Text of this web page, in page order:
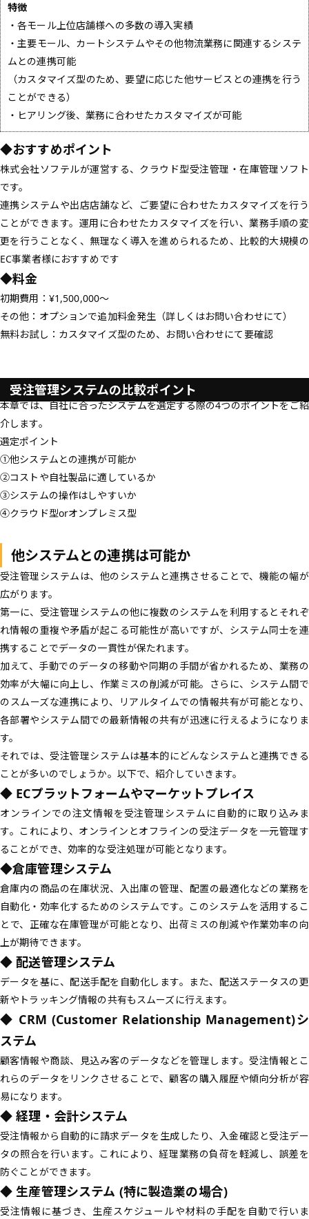
特徴
・各モール上位店舗様への多数の導入実績
・主要モール、カートシステムやその他物流業務に関連するシステ
ムとの連携可能
（カスタマイズ型のため、要望に応じた他サービスとの連携を行う
ことができる）
・ヒアリング後、業務に合わせたカスタマイズが可能
◆おすすめポイント
株式会社ソフテルが運営する、クラウド型受注管理・在庫管理ソフト
です。
連携システムや出店店舗など、ご要望に合わせたカスタマイズを行う
ことができます。運用に合わせたカスタマイズを行い、業務手順の変
更を行うことなく、無理なく導入を進められるため、比較的大規模の
EC事業者様におすすめです
◆料金
初期費用：¥1,500,000～
その他：オプションで追加料金発生（詳しくはお問い合わせにて）
無料お試し：カスタマイズ型のため、お問い合わせにて要確認
受注管理システムの比較ポイント
本章では、自社に合ったシステムを選定する際の4つのポイントをご紹
介します。
選定ポイント
①他システムとの連携が可能か
②コストや自社製品に適しているか
③システムの操作はしやすいか
④クラウド型orオンプレミス型
他システムとの連携は可能か
受注管理システムは、他のシステムと連携させることで、機能の幅が
広がります。
第一に、受注管理システムの他に複数のシステムを利用するとそれぞ
れ情報の重複や矛盾が起こる可能性が高いですが、システム同士を連
携することでデータの一貫性が保たれます。
加えて、手動でのデータの移動や同期の手間が省かれるため、業務の
効率が大幅に向上し、作業ミスの削減が可能。さらに、システム間で
のスムーズな連携により、リアルタイムでの情報共有が可能となり、
各部署やシステム間での最新情報の共有が迅速に行えるようになりま
す。
それでは、受注管理システムは基本的にどんなシステムと連携できる
ことが多いのでしょうか。以下で、紹介していきます。
◆ ECプラットフォームやマーケットプレイス
オンラインでの注文情報を受注管理システムに自動的に取り込みま
す。これにより、オンラインとオフラインの受注データを一元管理す
ることができ、効率的な受注処理が可能となります。
◆倉庫管理システム
倉庫内の商品の在庫状況、入出庫の管理、配置の最適化などの業務を
自動化・効率化するためのシステムです。このシステムを活用するこ
とで、正確な在庫管理が可能となり、出荷ミスの削減や作業効率の向
上が期待できます。
◆ 配送管理システム
データを基に、配送手配を自動化します。また、配送ステータスの更
新やトラッキング情報の共有もスムーズに行えます。
◆ CRM (Customer Relationship Management)シ
ステム
顧客情報や商談、見込み客のデータなどを管理します。受注情報とこ
れらのデータをリンクさせることで、顧客の購入履歴や傾向分析が容
易になります。
◆ 経理・会計システム
受注情報から自動的に請求データを生成したり、入金確認と受注デー
タの照合を行います。これにより、経理業務の負荷を軽減し、誤差を
防ぐことができます。
◆ 生産管理システム (特に製造業の場合)
受注情報に基づき、生産スケジュールや材料の手配を自動で行いま